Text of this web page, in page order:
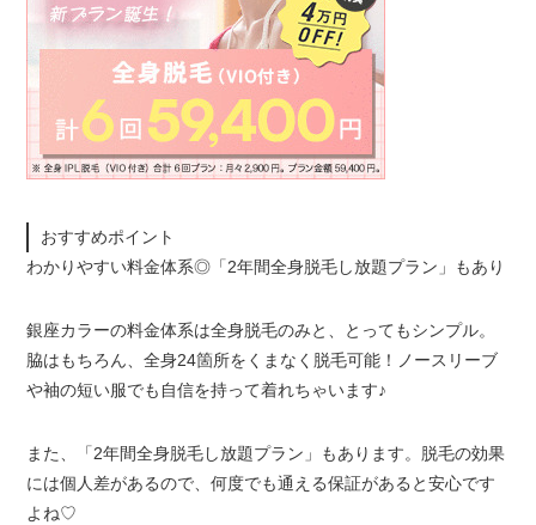
おすすめポイント
わかりやすい料金体系◎「2年間全身脱毛し放題プラン」もあり
銀座カラーの料金体系は全身脱毛のみと、とってもシンプル。
脇はもちろん、全身24箇所をくまなく脱毛可能！ノースリーブ
や袖の短い服でも自信を持って着れちゃいます♪
また、「2年間全身脱毛し放題プラン」もあります。脱毛の効果
には個人差があるので、何度でも通える保証があると安心です
よね♡